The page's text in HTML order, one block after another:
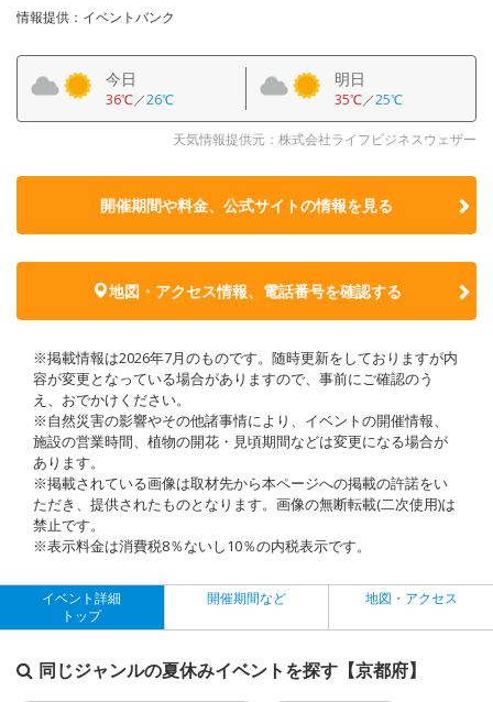
情報提供：イベントバンク
今日
36℃／26℃
明日
35℃／25℃
天気情報提供元：株式会社ライフビジネスウェザー
開催期間や料金、公式サイトの情報を見る
地図・アクセス情報、電話番号を確認する
※掲載情報は2026年7月のものです。随時更新をしておりますが内
容が変更となっている場合がありますので、事前にご確認のう
え、おでかけください。
※自然災害の影響やその他諸事情により、イベントの開催情報、
施設の営業時間、植物の開花・見頃期間などは変更になる場合が
あります。
※掲載されている画像は取材先から本ページへの掲載の許諾をい
ただき、提供されたものとなります。画像の無断転載(二次使用)は
禁止です。
※表示料金は消費税8％ないし10％の内税表示です。
イベント詳細
トップ
開催期間など 地図・アクセス
同じジャンルの夏休みイベントを探す【京都府】